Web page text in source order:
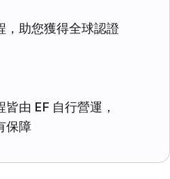
，助您獲得全球認證
由 EF 自行營運，
保障